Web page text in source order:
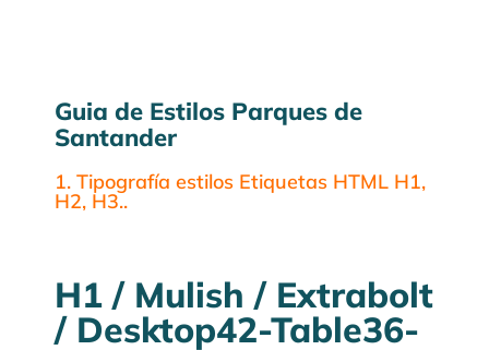
Guia de Estilos Parques de
Santander
1. Tipografía estilos Etiquetas HTML H1,
H2, H3..
H1 / Mulish / Extrabolt
/ Desktop42-Table36-